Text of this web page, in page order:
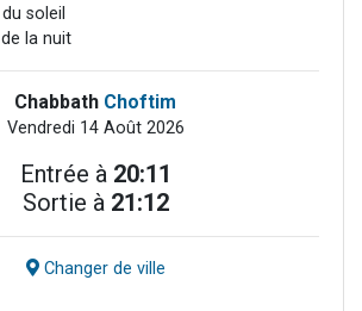
soleil
la nuit
Chabbath Choftim
Vendredi 14 Août 2026
Entrée à 20:11
Sortie à 21:12
Changer de ville